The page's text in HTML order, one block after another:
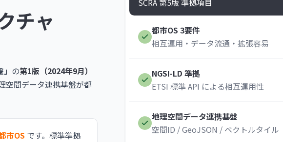
チャ
の第1版（2024年9月）
空間データ連携基盤が都
市OS です。標準準拠
SCRA 第5版 準拠項目
都市OS 3要件
相互運用・データ流通・拡張容易
NGSI-LD 準拠
ETSI 標準 API による相互運用性
地理空間データ連携基盤
空間ID / GeoJSON / ベクトルタイル